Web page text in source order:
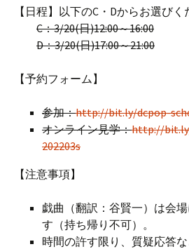
【日程】以下のC・Dからお選びく
C：3/20(日)12:00～16:00
D：3/20(日)17:00～21:00
【予約フォーム】
参加：http://bit.ly/dcpop-
オンライン見学：http://
202203s
【注意事項】
戯曲（翻訳：谷賢一）は会
す（持ち帰り不可）。
時間の許す限り、質疑応答な